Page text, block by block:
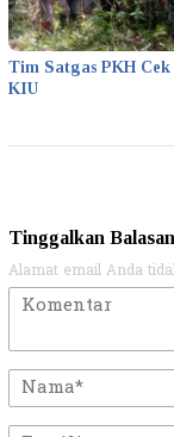
Tim Satgas PKH
KIU
Tinggalkan Balasan
Alamat email Anda